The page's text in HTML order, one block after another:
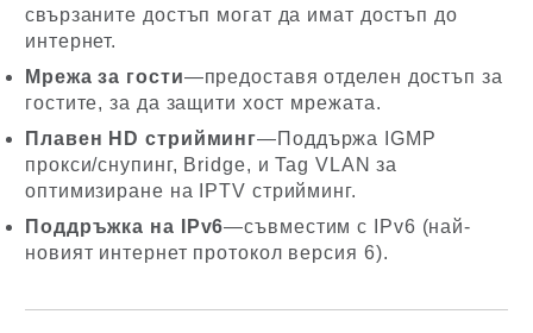
свързаните достъп могат да имат достъп до
интернет.
Мрежа за гости—предоставя отделен достъп за
гостите, за да защити хост мрежата.
Плавен HD стрийминг—Поддържа IGMP
прокси/снупинг, Bridge, и Tag VLAN за
оптимизиране на IPTV стрийминг.
Поддръжка на IPv6—съвместим с IPv6 (най-
новият интернет протокол версия 6).